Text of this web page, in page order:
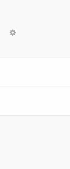
Rechercher